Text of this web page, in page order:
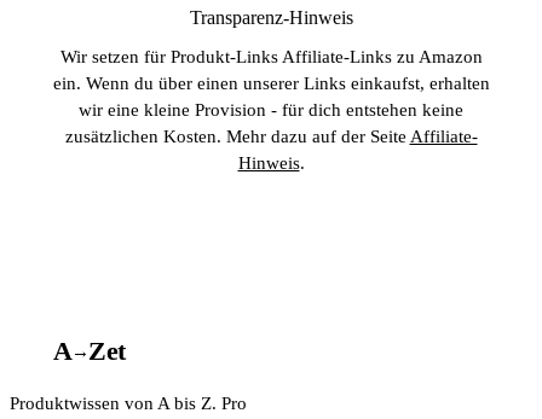
Transparenz-Hinweis
Wir setzen für Produkt-Links Affiliate-Links zu Amazon
ein. Wenn du über einen unserer Links einkaufst, erhalten
wir eine kleine Provision - für dich entstehen keine
zusätzlichen Kosten. Mehr dazu auf der Seite Affiliate-
Hinweis.
A→Zet
Produktwissen von A bis Z. Pro